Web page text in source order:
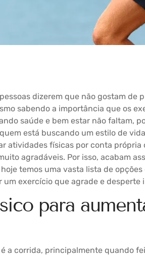
dizerem que não gostam de
sabendo a importância que os
saúde e bem estar não faltam,
está buscando um estilo de
atividades físicas por conta própria
agradáveis. Por isso, acabam
temos uma vasta lista de
um exercício que agrade e desperte
para
a corrida, principalmente quando